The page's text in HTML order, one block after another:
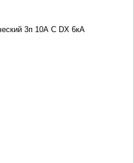
3п 10А С DX 6кА